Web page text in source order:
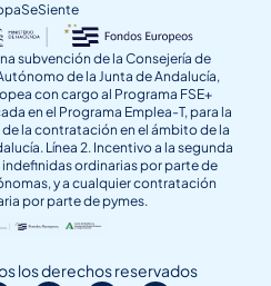
subvención de la Consejería de
de la Junta de Andalucía,
con cargo al Programa FSE+
en el Programa Emplea-T, para la
la contratación en el ámbito de la
Línea 2. Incentivo a la segunda
ordinarias por parte de
y a cualquier contratación
por parte de pymes.
los derechos reservados